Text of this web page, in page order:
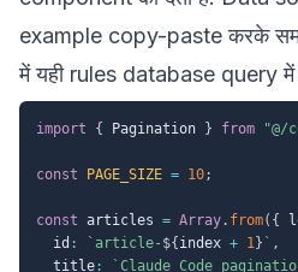
example copy-paste करके
में यही rules database query में
import { Pagination } from "@/
const PAGE_SIZE = 10;
const articles = Array. from( {
  id
: ` article- ${ index + 1} ` ,
  title
: ` Claude Code